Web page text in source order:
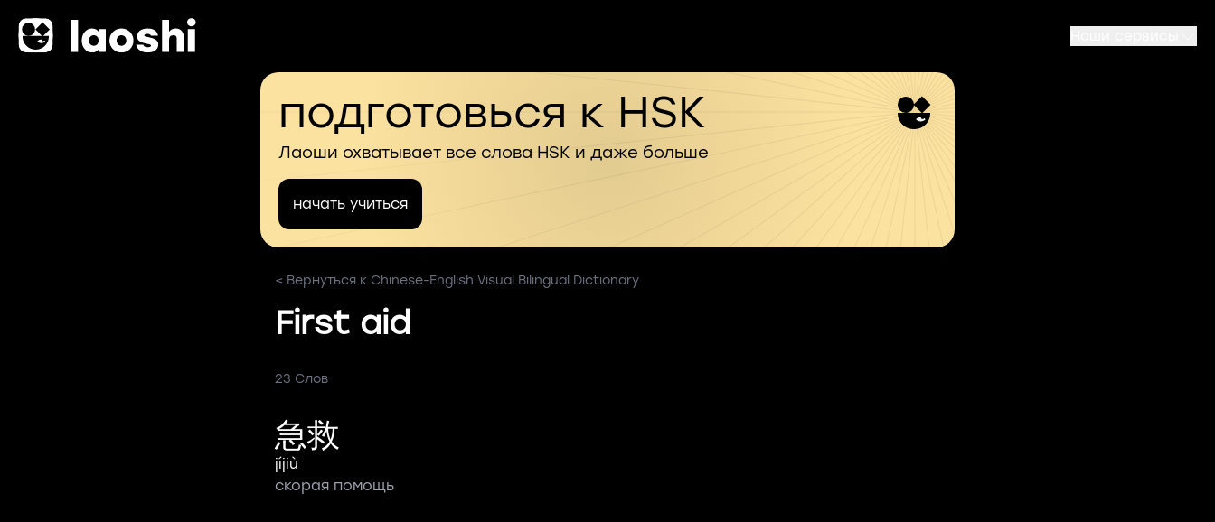
подготовься к HSK
Лаоши охватывает все слова HSK и даже больше
начать учиться
< Вернуться к Chinese-English Visual Bilingual Dictionary
First aid
23 Слов
急救
jíjiù
скорая помощь